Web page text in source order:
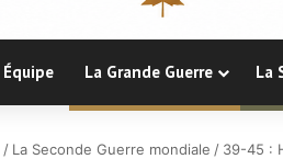
Équipe La Grande Guerre La
/ La Seconde Guerre mondiale / 39-45 :